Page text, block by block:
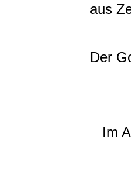
aus Zell/
Der
Im